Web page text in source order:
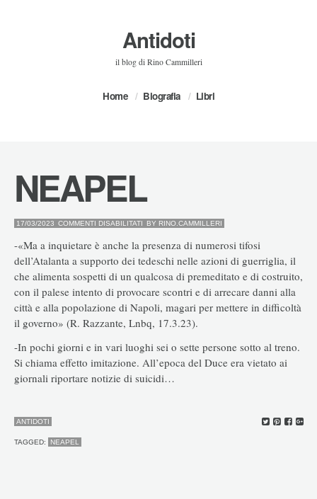
Antidoti
il blog di Rino Cammilleri
Home Biografia Libri
NEAPEL
17/03/2023 COMMENTI DISABILITATI SU
BY RINO.CAMMILLERI
-«Ma a inquietare è anche la presenza di numerosi tifosi
dell’Atalanta a supporto dei tedeschi nelle azioni di guerriglia, il
che alimenta sospetti di un qualcosa di premeditato e di costruito,
con il palese intento di provocare scontri e di arrecare danni alla
città e alla popolazione di Napoli, magari per mettere in difficoltà
il governo» (R. Razzante, Lnbq, 17.3.23).
-In pochi giorni e in vari luoghi sei o sette persone sotto al treno.
Si chiama effetto imitazione. All’epoca del Duce era vietato ai
giornali riportare notizie di suicidi…
ANTIDOTI
TAGGED: NEAPEL